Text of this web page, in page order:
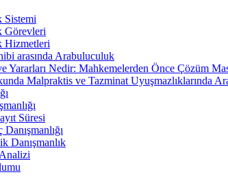
Sistemi
Görevleri
Hizmetleri
arasında Arabuluculuk
Yararları Nedir: Mahkemelerden Önce Çözüm
Malpraktis ve Tazminat Uyuşmazlıklarında
Süresi
Danışmanlık